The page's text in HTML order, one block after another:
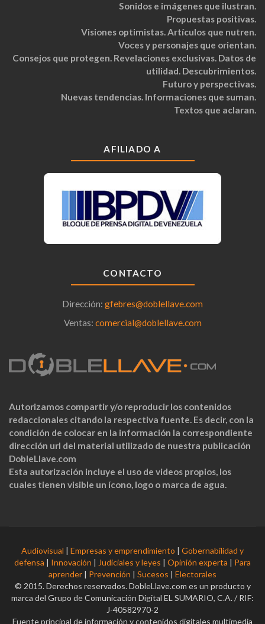
Sonidos e imágenes que ilustran.
Propuestas positivas.
Visiones optimistas. Artículos que nutren.
Voces y personajes que orientan.
Consejos que protegen. Revelaciones exclusivas. Datos de
utilidad. Descubrimientos.
Futuro y perspectivas.
Nuevas tendencias. Informaciones que suman.
Textos que aclaran.
AFILIADO A
CONTACTO
Dirección: gfebres@doblellave.com
Ventas: comercial@doblellave.com
Autorizamos compartir y/o reproducir los contenidos
redaccionales citando la respectiva fuente. Es decir, con la
condición de colocar en la información la correspondiente
dirección url del material utilizado de nuestra publicación
DobleLlave.com
Esta autorización incluye el uso de videos propios, los
cuales tienen visible un ícono, logo o marca de agua.
Audiovisual | Empresas y emprendimiento | Gobernabilidad y
defensa | Innovación | Judiciales y leyes | Opinión experta | Para
aprender | Prevención | Sucesos | Electorales
© 2015. Derechos reservados. DobleLlave.com es un producto y
marca del Grupo de Comunicación Digital EL SUMARIO, C.A. / RIF:
J-40582970-2
Fuente principal de información y contenidos digitales multimedia